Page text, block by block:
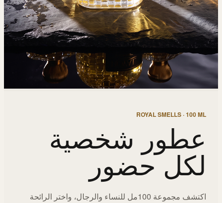
ROYAL SMELLS · 100 ML
عطور شخصية
لكل حضور
اكتشف مجموعة 100مل للنساء والرجال، واختر الرائحة